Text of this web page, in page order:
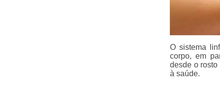
O sistema
corpo, em
desde o
à saúde.